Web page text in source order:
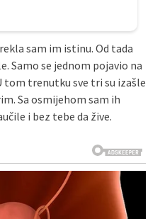
sam im istinu. Od tada
Samo se jednom pojavio na
tom trenutku sve tri su izašle
Sa osmijehom sam ih
i bez tebe da žive.